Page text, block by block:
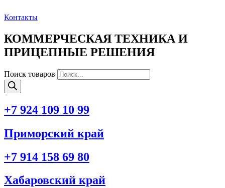
к
Контакты
КОММЕРЧЕСКАЯ ТЕХНИКА И
ПРИЦЕПНЫЕ РЕШЕНИЯ
Поиск товаров
+7 924 109 10 99
Приморский край
+7 914 158 69 80
Хабаровский край